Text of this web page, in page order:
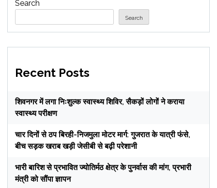
Search
Search
Recent Posts
शिवनगर में लगा निःशुल्क स्वास्थ्य शिविर, सैकड़ों लोगों ने कराया
स्वास्थ्य परीक्षण
चार दिनों से ठप बिरही-निजमुला मोटर मार्ग: गुजरात के यात्री फंसे,
बीच सड़क खराब खड़ी जेसीबी से बढ़ी परेशानी
भारी बारिश से प्रभावित ज्योतिर्मठ क्षेत्र के पुनर्वास की मांग, प्रभारी
मंत्री को सौंपा ज्ञापन